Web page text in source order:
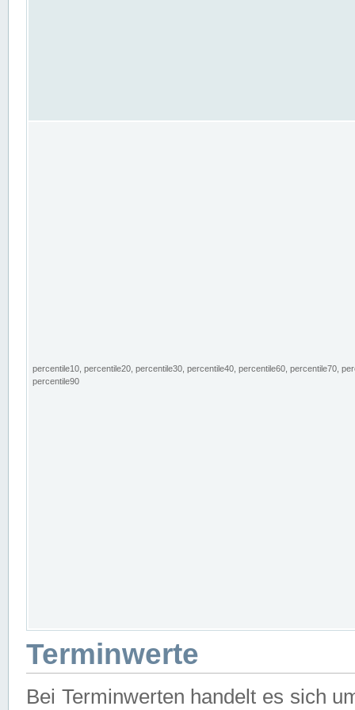
percentile10, percentile20, percentile30, percentile40, percentile60, percentile70,
percentile90
Terminwerte
Bei Terminwerten handelt es sich